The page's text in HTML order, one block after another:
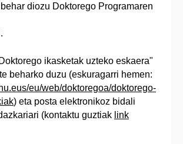
diozu Doktorego Programaren
ikasketak uzteko eskaera"
beharko duzu (eskuragarri hemen:
eu/web/doktoregoa/doktorego-
) eta posta elektronikoz bidali
(kontaktu guztiak link